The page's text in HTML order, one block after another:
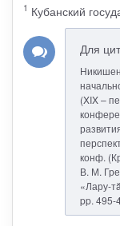
1 Кубанский
Для
(XIX –
конф.
В. М.
«Лару-
pp. 495-